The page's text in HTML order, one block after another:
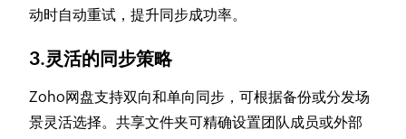
动时自动重试，提升同步成功率。
3.灵活的同步策略
Zoho网盘支持双向和单向同步，可根据备份或分发场
景灵活选择。共享文件夹可精确设置团队成员或外部